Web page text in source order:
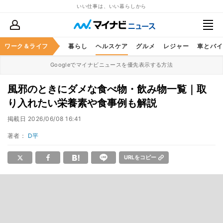
いい仕事は、いい暮らしから
ワーク＆ライフ
ススキル マネー 暮らし ヘルスケア グルメ レジャー 車とバ
Googleでマイナビニュースを優先表示する方法
風邪のときにダメな食べ物・飲み物一覧｜取
り入れたい栄養素や食事例も解説
掲載日 2026/06/08 16:41
著者： D平
URLをコピー